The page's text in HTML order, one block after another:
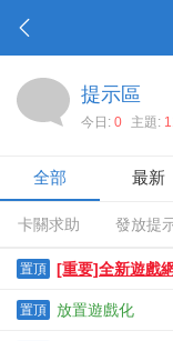
提示區
今日: 0 主題:
全部 最新
卡關求助 發放提
置頂 [重要]全新遊戲
置頂 放置遊戲化